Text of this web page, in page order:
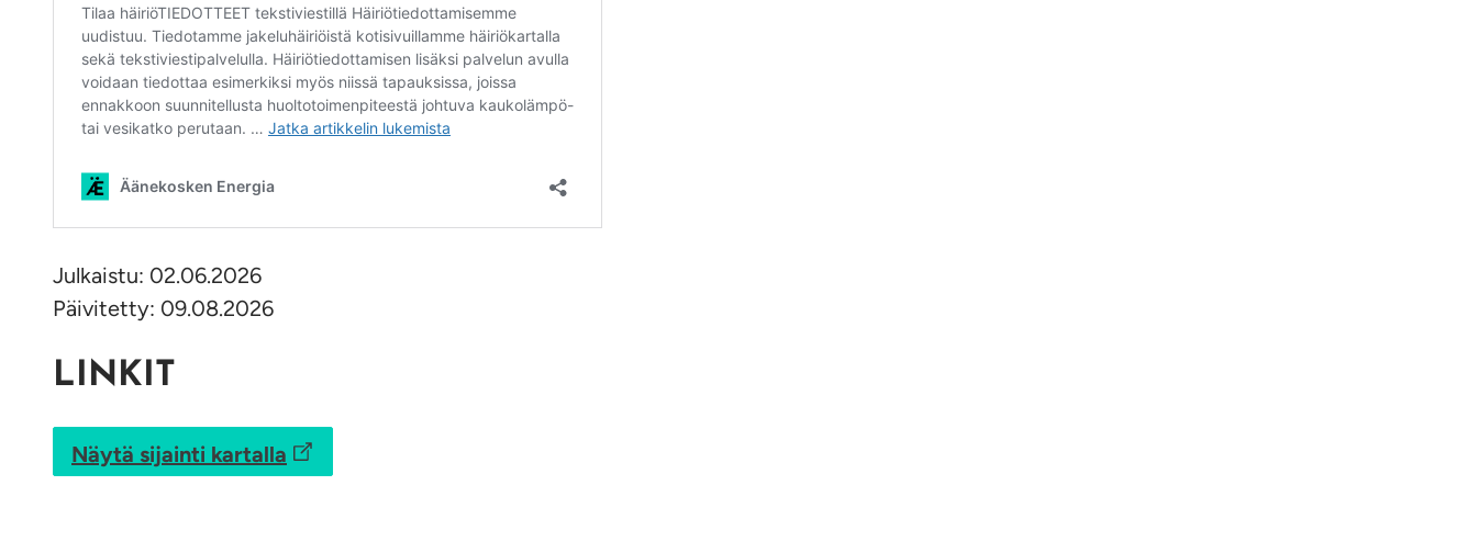
Julkaistu: 02.06.2026
Päivitetty: 09.08.2026
LINKIT
Näytä sijainti kartalla